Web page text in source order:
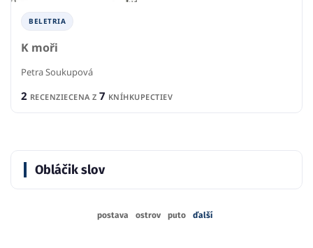
BELETRIA
K moři
Petra Soukupová
2 RECENZIECENA Z 7 KNÍHKUPECTIEV
Obláčik slov
postava ostrov puto ďalší